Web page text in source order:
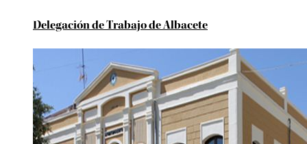
Delegación de Trabajo de Albacete